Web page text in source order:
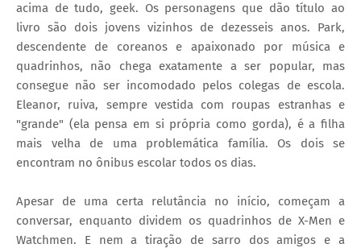
acima de tudo, geek. Os personagens que dão título ao
livro são dois jovens vizinhos de dezesseis anos. Park,
descendente de coreanos e apaixonado por música e
quadrinhos, não chega exatamente a ser popular, mas
consegue não ser incomodado pelos colegas de escola.
Eleanor, ruiva, sempre vestida com roupas estranhas e
"grande" (ela pensa em si própria como gorda), é a filha
mais velha de uma problemática família. Os dois se
encontram no ônibus escolar todos os dias.
Apesar de uma certa relutância no início, começam a
conversar, enquanto dividem os quadrinhos de X-Men e
Watchmen. E nem a tiração de sarro dos amigos e a